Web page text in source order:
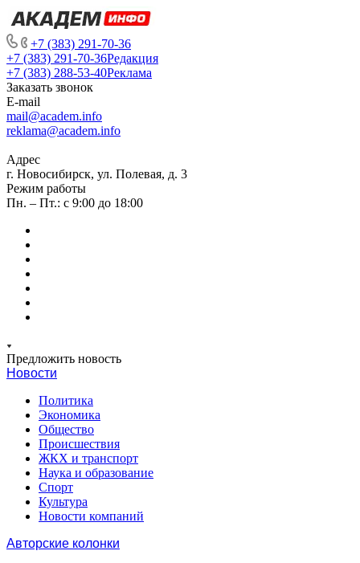
+7 (383) 291-70-36
+7 (383) 291-70-36Редакция
+7 (383) 288-53-40Реклама
Заказать звонок
E-mail
mail@academ.info
reklama@academ.info
Адрес
г. Новосибирск, ул. Полевая, д. 3
Режим работы
Пн. – Пт.: с 9:00 до 18:00
Предложить новость
Новости
Политика
Экономика
Общество
Происшествия
ЖКХ и транспорт
Наука и образование
Спорт
Культура
Новости компаний
Авторские колонки